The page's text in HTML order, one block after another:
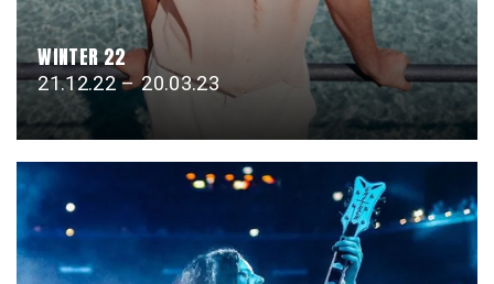
WINTER 22
21.12.22 – 20.03.23